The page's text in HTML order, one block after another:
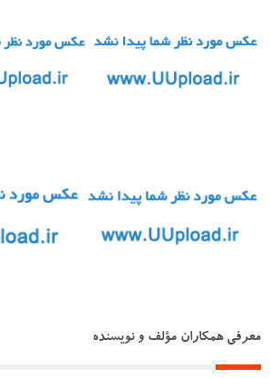
معرفی همکاران مؤلف و نویسنده